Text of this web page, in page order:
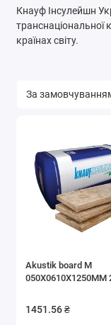
Кнауф Інсулейшн
транснаціональної
країнах світу.
Akustik board M
1451.56 ₴